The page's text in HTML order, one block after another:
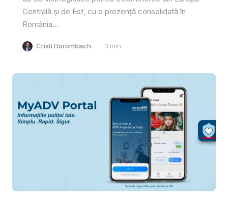
Centrală și de Est, cu o prezență consolidată în
România...
Cristi Dorombach 3 min